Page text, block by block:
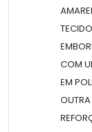
COM
EM